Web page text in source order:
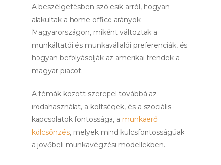
A beszélgetésben szó esik arról, hogyan
alakultak a home office arányok
Magyarországon, miként változtak a
munkáltatói és munkavállalói preferenciák, és
hogyan befolyásolják az amerikai trendek a
magyar piacot.
A témák között szerepel továbbá az
irodahasználat, a költségek, és a szociális
kapcsolatok fontossága, a munkaerő
kölcsönzés, melyek mind kulcsfontosságúak
a jövőbeli munkavégzési modellekben.